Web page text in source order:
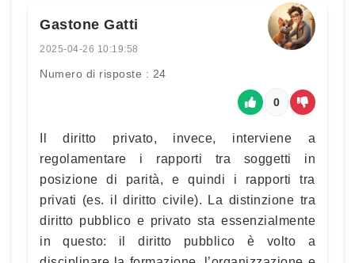
Gastone Gatti
2025-04-26 10:19:58
Numero di risposte : 24
0
Il diritto privato, invece, interviene a
regolamentare i rapporti tra soggetti in
posizione di parità, e quindi i rapporti tra
privati (es. il diritto civile). La distinzione tra
diritto pubblico e privato sta essenzialmente
in questo: il diritto pubblico è volto a